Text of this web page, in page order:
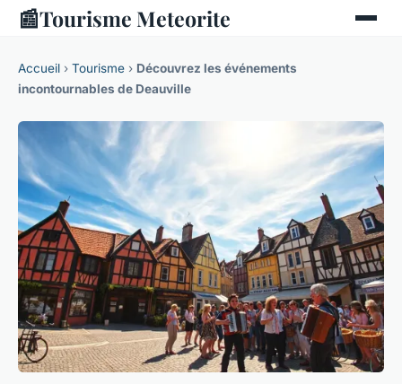
📰Tourisme Meteorite
Accueil › Tourisme › Découvrez les événements
incontournables de Deauville